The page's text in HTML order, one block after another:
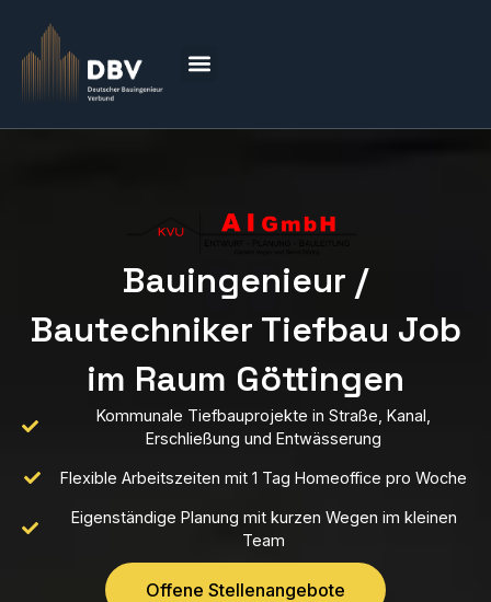
Bauingenieur /
Bautechniker Tiefbau Job
im Raum Göttingen
Kommunale Tiefbauprojekte in Straße, Kanal,
Erschließung und Entwässerung
Flexible Arbeitszeiten mit 1 Tag Homeoffice pro Woche
Eigenständige Planung mit kurzen Wegen im kleinen
Team
Offene Stellenangebote